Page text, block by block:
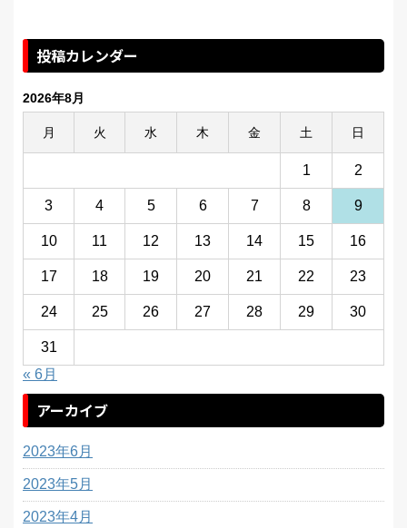
投稿カレンダー
2026年8月
月 火 水 木 金 土 日
1 2
3 4 5 6 7 8 9
10 11 12 13 14 15 16
17 18 19 20 21 22 23
24 25 26 27 28 29 30
31
« 6月
アーカイブ
2023年6月
2023年5月
2023年4月